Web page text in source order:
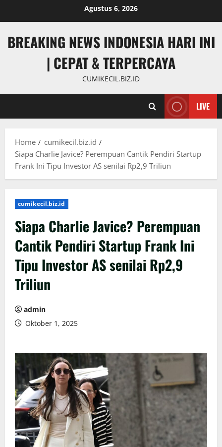
Agustus 6, 2026
BREAKING NEWS INDONESIA HARI INI
| CEPAT & TERPERCAYA
CUMIKECIL.BIZ.ID
LIVE
Home
cumikecil.biz.id
Siapa Charlie Javice? Perempuan Cantik Pendiri Startup
Frank Ini Tipu Investor AS senilai Rp2,9 Triliun
cumikecil.biz.id
Siapa Charlie Javice? Perempuan
Cantik Pendiri Startup Frank Ini
Tipu Investor AS senilai Rp2,9
Triliun
admin
Oktober 1, 2025